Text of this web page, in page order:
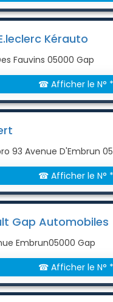
Kérauto
Fauvins 05000 Gap
☎ Afficher le N° *
93 Avenue D'Embrun
☎ Afficher le N° *
Gap Automobiles
Embrun05000 Gap
☎ Afficher le N° *